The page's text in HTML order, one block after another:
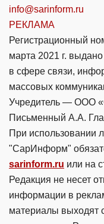
info@sarinform.ru
РЕКЛАМА
Регистрационный
марта 2021 г.
в сфере связи,
массовых
Учредитель — ООО
Письменный А.А.
При использовании
"СарИнформ"
sarinform.ru или на
Редакция не несет
информации в
материалы выходят